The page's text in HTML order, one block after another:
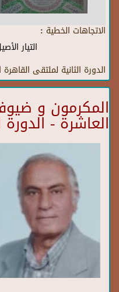
الاتجاهات الخطية :
التيار
الدورة الثانية لملتقى
المكرمون و
العاشرة -